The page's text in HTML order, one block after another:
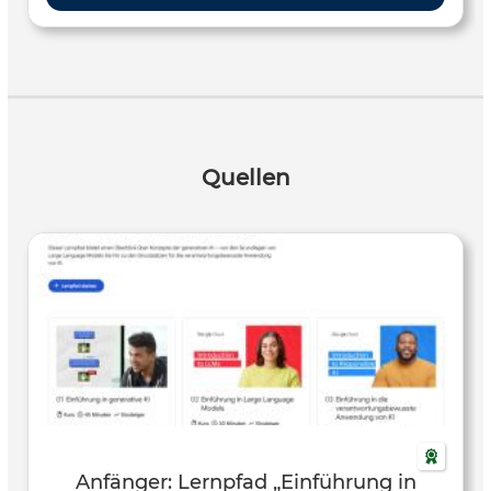
Unterrichtsvorbereitung unterstützen und wie KI-
gestütztes Feedback individualisiertes Lernen fördern
KI-Detektoren oder die Auswirkungen neuer Verordnungen
richten sich besonders an Lehrkräfte, Schulleitungen und
Bildungsgestaltende, die sich mit der Integration von KI im
Unterricht auseinandersetzen und dabei nicht nur nach
Tools, sondern auch nach Orientierung für eine reflektierte
pädagogische Praxis suchen.
Quellen
Anfänger: Lernpfad „Einführung in